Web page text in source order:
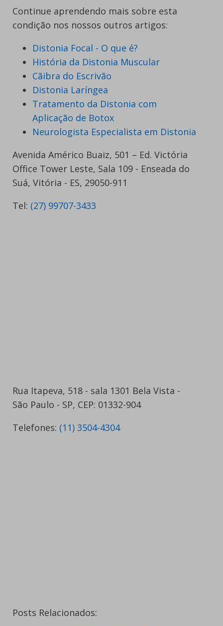
Continue aprendendo mais sobre esta
condição nos nossos outros artigos:
Distonia Focal - O que é?
História da Distonia Muscular
Cãibra do Escrivão
Distonia Laríngea
Tratamento da Distonia com
Aplicação de Botox
Neurologista Especialista em Distonia
Avenida Américo Buaiz, 501 – Ed. Victória
Office Tower Leste, Sala 109 - Enseada do
Suá, Vitória - ES, 29050-911
Tel: (27) 99707-3433
Rua Itapeva, 518 - sala 1301 Bela Vista -
São Paulo - SP, CEP: 01332-904
Telefones: (11) 3504-4304
Posts Relacionados: